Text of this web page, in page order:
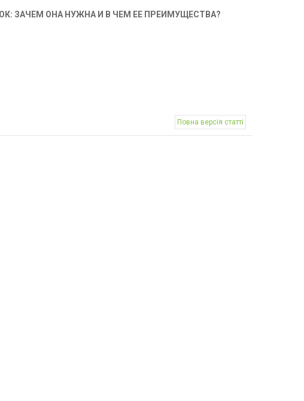
ЗАЧЕМ ОНА НУЖНА И В ЧЕМ ЕЕ ПРЕИМУЩЕСТВА?
Повна версія статті